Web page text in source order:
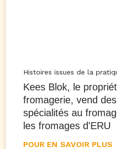
Histoires issues de la
Kees Blok, le
fromagerie, vend
spécialités au
les fromages d'ERU
POUR EN SAVOIR PLUS